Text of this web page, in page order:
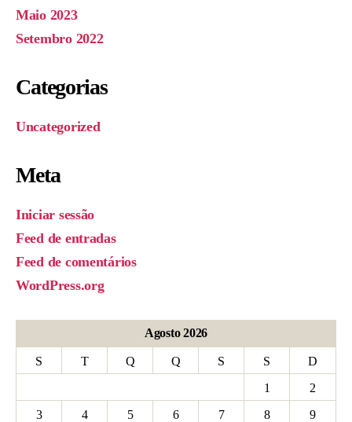
Maio 2023
Setembro 2022
Categorias
Uncategorized
Meta
Iniciar sessão
Feed de entradas
Feed de comentários
WordPress.org
Agosto 2026
S T Q Q S S
D
1
2
3
4 5 6 7 8
9